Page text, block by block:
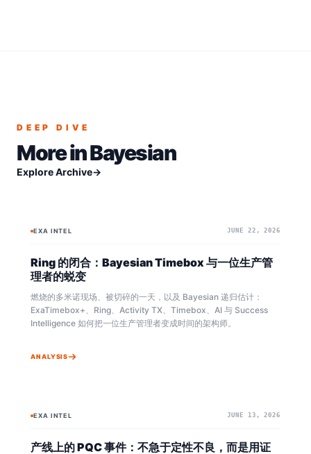
DEEP DIVE
More inBayesian
Explore Archive→
BAYESIAN
EXA INTEL JUNE 22, 2026
Ring 的闭合：Bayesian Timebox 与一位生产管
理者的蜕变
燃烧的多米诺现场、被切碎的一天，以及 Bayesian 递归估计：
ExaTimebox+、Ring、Activity TX、Timebox、AI 与 Success
Intelligence 如何把一位生产管理者变成时间的架构师。
ANALYSIS
BAYESIAN
EXA INTEL JUNE 13, 2026
产线上的 PQC 事件：不急于定性不良，而是用证